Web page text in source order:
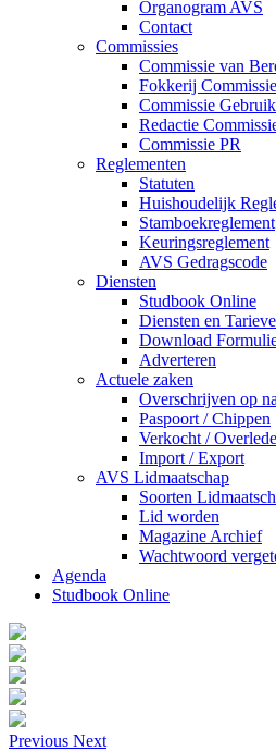
Organogram AVS
Contact
Commissies
Commissie van
Fokkerij Commissie
Commissie Gebruik
Redactie
Commissie PR
Reglementen
Statuten
Huishoudelijk
Stamboekreglement
Keuringsreglement
AVS Gedragscode
Diensten
Studbook Online
Diensten en
Download
Adverteren
Actuele zaken
Overschrijven op
Paspoort / Chippen
Verkocht /
Import / Export
AVS Lidmaatschap
Soorten
Lid worden
Magazine Archief
Wachtwoord
Agenda
Studbook Online
Previous Next